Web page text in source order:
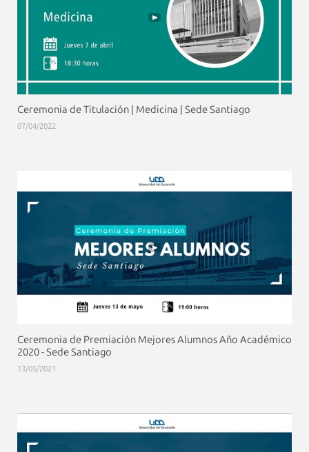
Ceremonia de Titulación | Medicina | Sede Santiago
07/04/2022
Ceremonia de Premiación Mejores Alumnos Año Académico
2020 - Sede Santiago
13/05/2021